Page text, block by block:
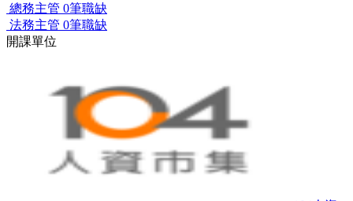
總務主管 0筆職缺
法務主管 0筆職缺
開課單位